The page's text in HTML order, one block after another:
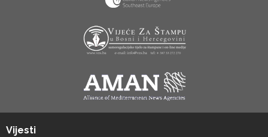
Vijesti